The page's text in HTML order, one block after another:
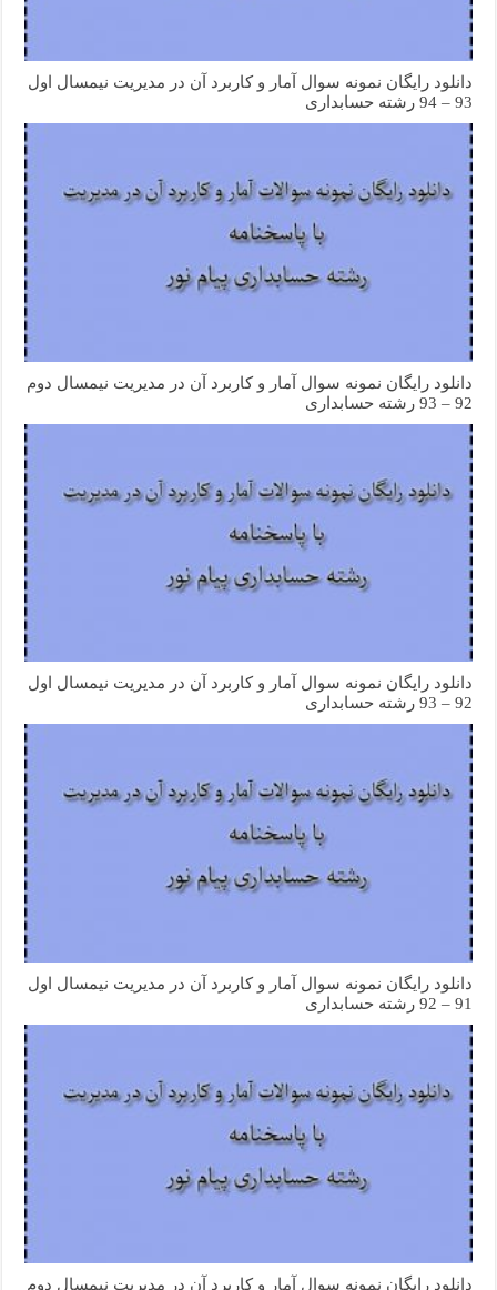
دانلود رایگان نمونه سوال آمار و کاربرد آن در مدیریت نیمسال اول
93 – 94 رشته حسابداری
دانلود رایگان نمونه سوال آمار و کاربرد آن در مدیریت نیمسال دوم
92 – 93 رشته حسابداری
دانلود رایگان نمونه سوال آمار و کاربرد آن در مدیریت نیمسال اول
92 – 93 رشته حسابداری
دانلود رایگان نمونه سوال آمار و کاربرد آن در مدیریت نیمسال اول
91 – 92 رشته حسابداری
دانلود رایگان نمونه سوال آمار و کاربرد آن در مدیریت نیمسال دوم